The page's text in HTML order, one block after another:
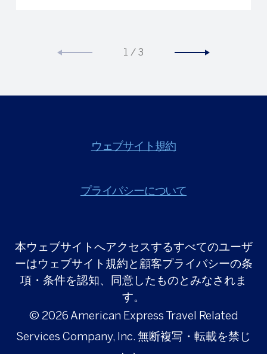
/ 3
ウェブサイト規約
プライバシーについて
本ウェブサイトへアクセスするすべてのユーザ
ーはウェブサイト規約と顧客プライバシーの条
項・条件を認知、同意したものとみなされま
す。
© 2026 American Express Travel Related
Services Company, Inc. 無断複写・転載を禁じ